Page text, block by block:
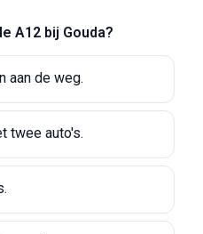
A12 bij Gouda?
aan de weg.
twee auto's.